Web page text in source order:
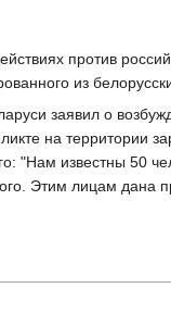
против
из
заявил о
на территории
"Нам известны 50
Этим лицам дана